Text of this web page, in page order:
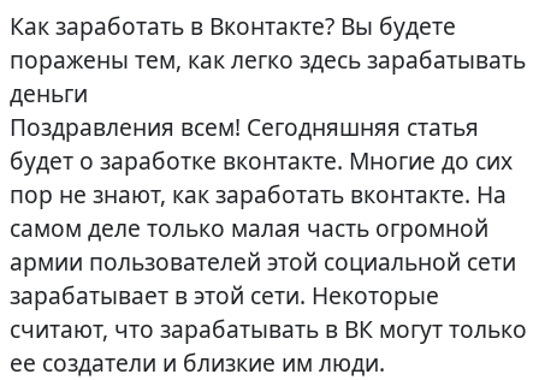
Как заработать в Вконтакте? Вы будете
поражены тем, как легко здесь зарабатывать
деньги
Поздравления всем! Сегодняшняя статья
будет о заработке вконтакте. Многие до сих
пор не знают, как заработать вконтакте. На
самом деле только малая часть огромной
армии пользователей этой социальной сети
зарабатывает в этой сети. Некоторые
считают, что зарабатывать в ВК могут только
ее создатели и близкие им люди.